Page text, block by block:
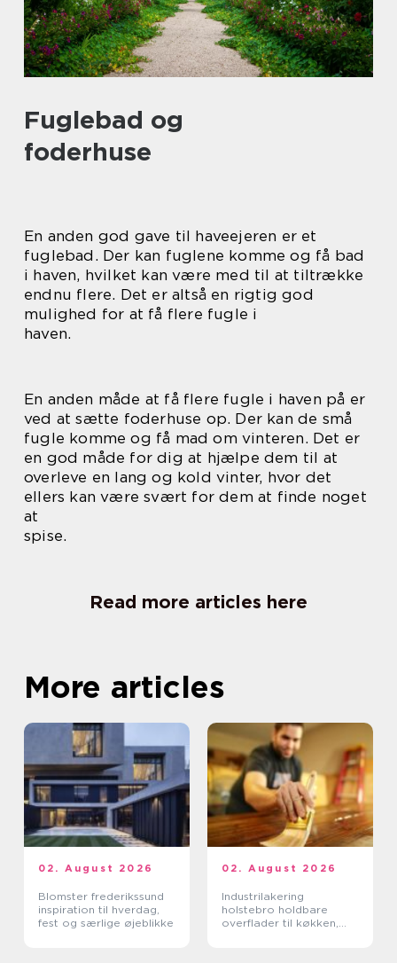
Fuglebad og
foderhuse
En anden god gave til haveejeren er et
fuglebad. Der kan fuglene komme og få bad
i haven, hvilket kan være med til at tiltrække
endnu flere. Det er altså en rigtig god
mulighed for at få flere fugle i
haven.
En anden måde at få flere fugle i haven på er
ved at sætte foderhuse op. Der kan de små
fugle komme og få mad om vinteren. Det er
en god måde for dig at hjælpe dem til at
overleve en lang og kold vinter, hvor det
ellers kan være svært for dem at finde noget
at
spise.
Read more articles here
More articles
02. August 2026
Blomster frederikssund
inspiration til hverdag,
fest og særlige øjeblikke
02. August 2026
Industrilakering
holstebro holdbare
overflader til køkken,